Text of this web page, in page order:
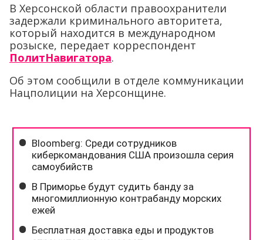
В Херсонской области правоохранители
задержали криминального авторитета,
который находится в международном
розыске, передает корреспондент
ПолитНавигатора.
Об этом сообщили в отделе коммуникации
Нацполиции на Херсонщине.